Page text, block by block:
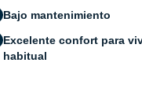
Bajo mantenimiento
Excelente confort para
habitual